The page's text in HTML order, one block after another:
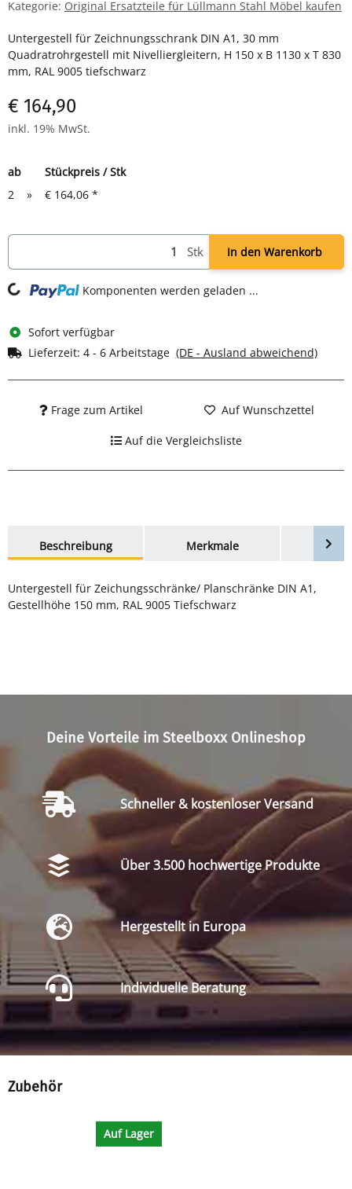
Kategorie: Original Ersatzteile für Lüllmann Stahl Möbel kaufen
Untergestell für Zeichnungsschrank DIN A1, 30 mm
Quadratrohrgestell mit Nivelliergleitern, H 150 x B 1130 x T 830
mm, RAL 9005 tiefschwarz
€ 164,90
inkl. 19% MwSt.
ab
Stückpreis / Stk
2
» € 164,06 *
Stk In den Warenkorb
Komponenten werden geladen ...
Sofort verfügbar
Lieferzeit: 4 - 6 Arbeitstage (DE - Ausland abweichend)
Frage zum Artikel Auf Wunschzettel
Auf die Vergleichsliste
Beschreibung
Merkmale
Untergestell für Zeichungsschränke/ Planschränke DIN A1,
Gestellhöhe 150 mm, RAL 9005 Tiefschwarz
Deine Vorteile im Steelboxx Onlineshop
Schneller & kostenloser Versand
Über 3.500 hochwertige Produkte
Hergestellt in Europa
Individuelle Beratung
Zubehör
Auf Lager